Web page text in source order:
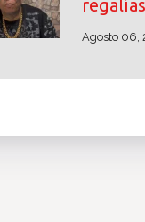
Agosto 06,